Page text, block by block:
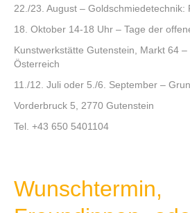
22./23. August – Goldschmiedetechnik:
18. Oktober 14-18 Uhr – Tage der
Kunstwerkstätte Gutenstein, Markt 64
Österreich
11./12. Juli oder 5./6. September –
Vorderbruck 5, 2770 Gutenstein
Tel. +43 650 5401104
Wunschtermin,